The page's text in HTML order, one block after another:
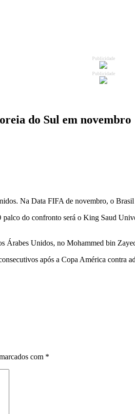
Publicidade
Publicidade
do Sul em novembro
Na Data FIFA de novembro, o
do confronto será o King Saud
Árabes Unidos, no Mohammed bin
após a Copa América contra
com *